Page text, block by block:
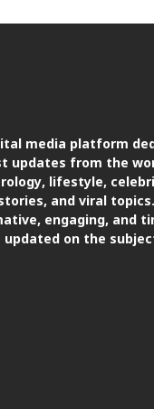
media platform
updates from the
lifestyle,
and viral
engaging, and
on the